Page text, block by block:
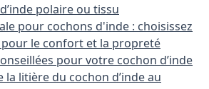
polaire ou tissu
pour cochons d'inde : choisissez
le confort et la propreté
pour votre cochon d’inde
litière du cochon d’inde au